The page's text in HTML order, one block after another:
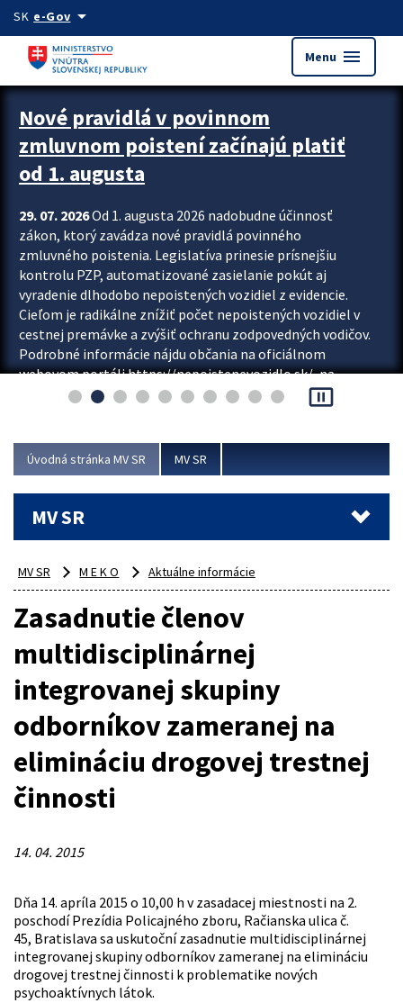
Preskocit na hlavný obsah
SK e-Govarrow_drop_down
Menu menu
Zastavit automatický posun upútavok
Nové pravidlá v povinnom
zmluvnom poistení začínajú platiť
od 1. augusta
29. 07. 2026Od 1. augusta 2026 nadobudne účinnosť
zákon, ktorý zavádza nové pravidlá povinného
zmluvného poistenia. Legislatíva prinesie prísnejšiu
kontrolu PZP, automatizované zasielanie pokút aj
vyradenie dlhodobo nepoistených vozidiel z evidencie.
Cieľom je radikálne znížiť počet nepoistených vozidiel v
cestnej premávke a zvýšiť ochranu zodpovedných vodičov.
Podrobné informácie nájdu občania na oficiálnom
webovom portáli https://nepoistenevozidlo.sk/, na
ktorom od augusta pribudne aj možnosť overiť si...
pause_presentation
Úvodná stránka MV SR MV SR
MV SR
MV SR M E K O Aktuálne informácie
Zasadnutie členov
multidisciplinárnej
integrovanej skupiny
odborníkov zameranej na
elimináciu drogovej trestnej
činnosti
14. 04. 2015
Dňa 14. apríla 2015 o 10,00 h v zasadacej miestnosti na 2.
poschodí Prezídia Policajného zboru, Račianska ulica č.
45, Bratislava sa uskutoční zasadnutie multidisciplinárnej
integrovanej skupiny odborníkov zameranej na elimináciu
drogovej trestnej činnosti k problematike nových
psychoaktívnych látok.